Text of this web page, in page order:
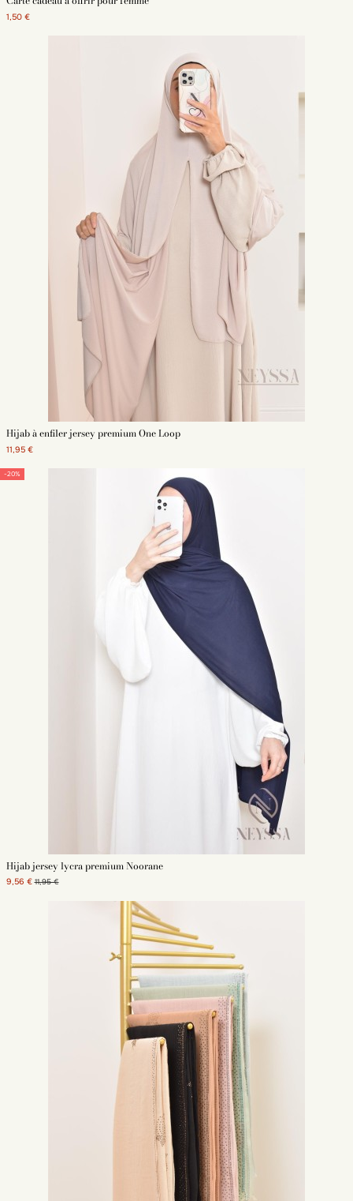
1,50 €
Hijab à enfiler jersey premium One Loop
11,95 €
-20%
Hijab jersey lycra premium Noorane
9,56 €11,95 €